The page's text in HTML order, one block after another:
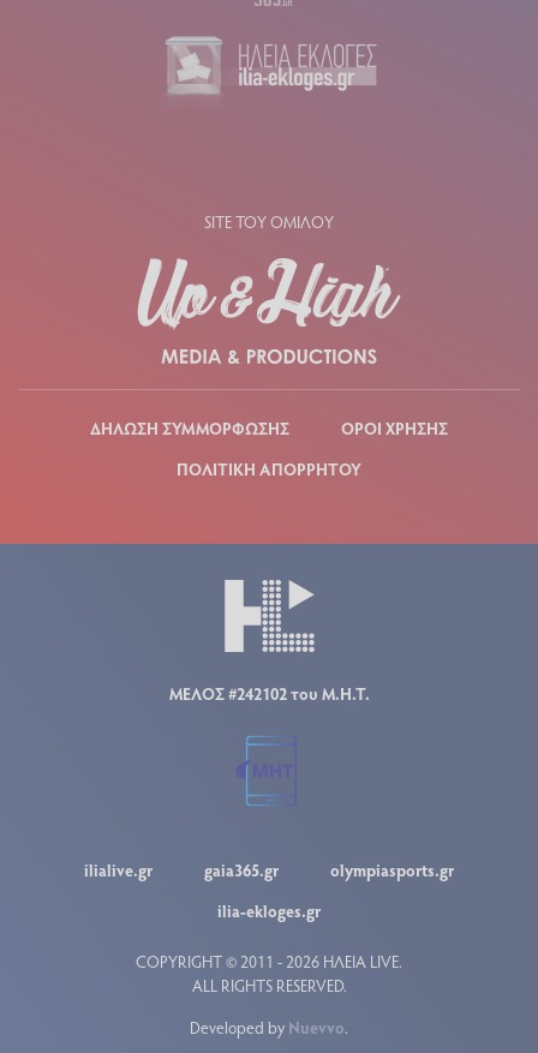
SITE ΤΟΥ ΟΜΙΛΟΥ
ΔΗΛΩΣΗ ΣΥΜΜΟΡΦΩΣΗΣ
ΟΡΟΙ ΧΡΗΣΗΣ
ΠΟΛΙΤΙΚΗ ΑΠΟΡΡΗΤΟΥ
ΜΕΛΟΣ #242102 του Μ.Η.Τ.
ilialive.gr gaia365.gr
olympiasports.gr
ilia-ekloges.gr
COPYRIGHT © 2011 - 2026 ΗΛΕΙΑ LIVE.
ALL RIGHTS RESERVED.
Developed by Nuevvo.